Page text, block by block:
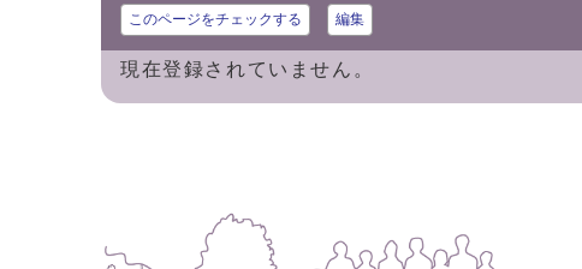
このページをチェックする 編集
現在登録されていません。